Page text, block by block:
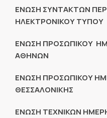
ΕΝΩΣΗ ΣΥΝΤΑΚΤΩΝ
ΗΛΕΚΤΡΟΝΙΚΟΥ ΤΥΠΟΥ
ΕΝΩΣΗ ΠΡΟΣΩΠΙΚΟΥ
ΑΘΗΝΩΝ
ΕΝΩΣΗ ΠΡΟΣΩΠΙΚΟΥ
ΘΕΣΣΑΛΟΝΙΚΗΣ
ΕΝΩΣΗ ΤΕΧΝΙΚΩΝ